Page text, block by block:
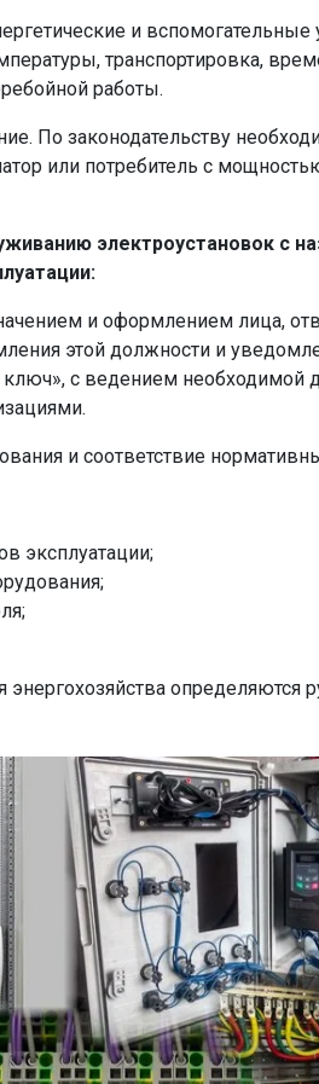
и
транспортировка,
работы.
По законодательству
или потребитель с
электроустановок с
и оформлением лица,
этой должности и
с ведением необходимой
и соответствие
эксплуатации;